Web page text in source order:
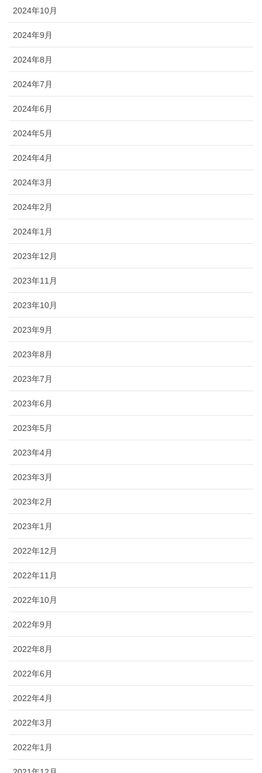
2024年10月
2024年9月
2024年8月
2024年7月
2024年6月
2024年5月
2024年4月
2024年3月
2024年2月
2024年1月
2023年12月
2023年11月
2023年10月
2023年9月
2023年8月
2023年7月
2023年6月
2023年5月
2023年4月
2023年3月
2023年2月
2023年1月
2022年12月
2022年11月
2022年10月
2022年9月
2022年8月
2022年6月
2022年4月
2022年3月
2022年1月